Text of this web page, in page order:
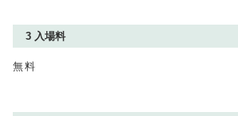
3 入場料
無料